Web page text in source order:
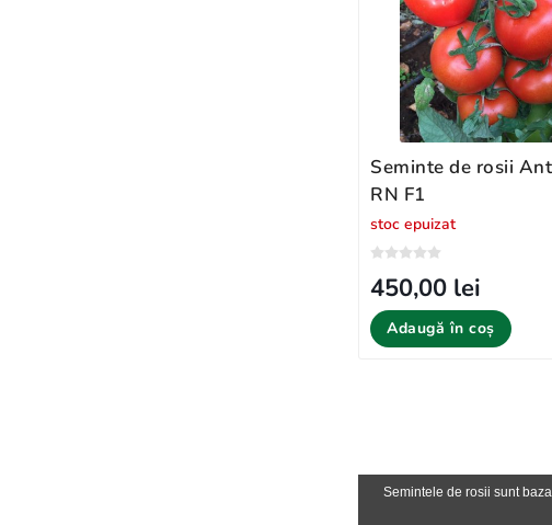
Seminte de rosii
RN F1
stoc epuizat
450,00 lei
Adaugă în coș
Semintele de rosii sunt